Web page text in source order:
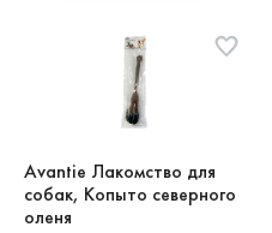
Avantie Лакомство для
собак, Копыто северного
оленя